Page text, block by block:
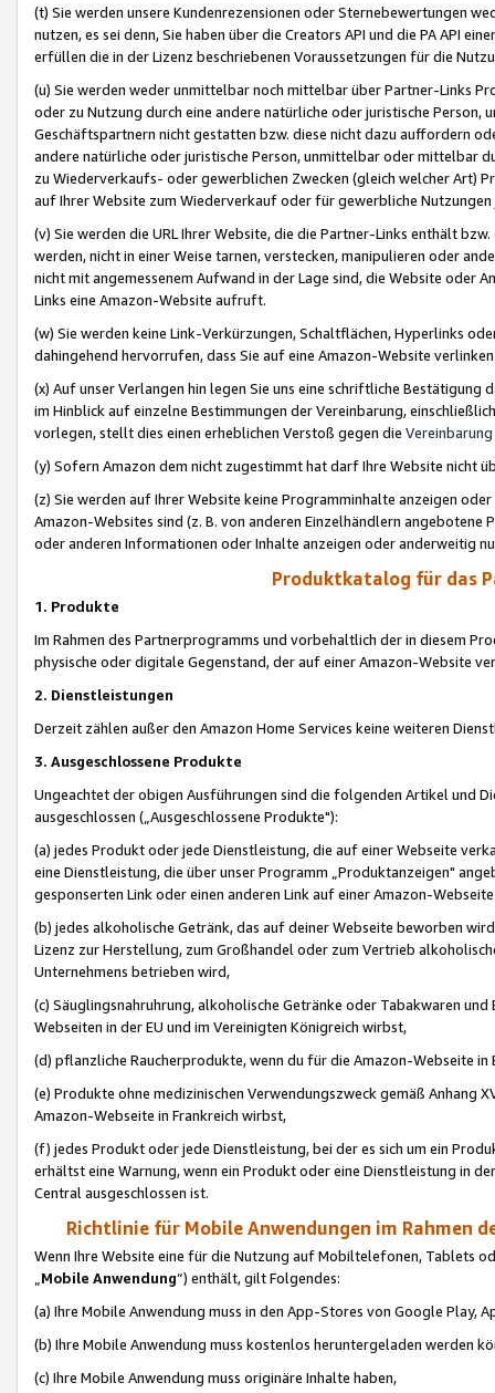
(t) Sie werden unsere Kundenrezensionen oder Sternebewertungen
nutzen, es sei denn, Sie haben über die Creators API und die PA API
erfüllen die in der Lizenz beschriebenen Voraussetzungen für die
(u) Sie werden weder unmittelbar noch mittelbar über Partner-Links
oder zu Nutzung durch eine andere natürliche oder juristische
Geschäftspartnern nicht gestatten bzw. diese nicht dazu auffordern
andere natürliche oder juristische Person, unmittelbar oder mittelbar
zu Wiederverkaufs- oder gewerblichen Zwecken (gleich welcher Art)
auf Ihrer Website zum Wiederverkauf oder für gewerbliche
(v) Sie werden die URL Ihrer Website, die die Partner-Links enthält
werden, nicht in einer Weise tarnen, verstecken, manipulieren oder
nicht mit angemessenem Aufwand in der Lage sind, die Website oder
Links eine Amazon-Website aufruft.
(w) Sie werden keine Link-Verkürzungen, Schaltflächen, Hyperlinks
dahingehend hervorrufen, dass Sie auf eine Amazon-Website
(x) Auf unser Verlangen hin legen Sie uns eine schriftliche
im Hinblick auf einzelne Bestimmungen der Vereinbarung,
vorlegen, stellt dies einen erheblichen Verstoß gegen die Vereinbarung
(y) Sofern Amazon dem nicht zugestimmt hat darf Ihre Website nicht
(z) Sie werden auf Ihrer Website keine Programminhalte anzeigen
Amazon-Websites sind (z. B. von anderen Einzelhändlern
oder anderen Informationen oder Inhalte anzeigen oder anderweitig
Produktkatalog für das
1. Produkte
Im Rahmen des Partnerprogramms und vorbehaltlich der in diesem
physische oder digitale Gegenstand, der auf einer Amazon-Website
2. Dienstleistungen
Derzeit zählen außer den Amazon Home Services keine weiteren
3. Ausgeschlossene Produkte
Ungeachtet der obigen Ausführungen sind die folgenden Artikel und
ausgeschlossen („Ausgeschlossene Produkte"):
(a) jedes Produkt oder jede Dienstleistung, die auf einer Webseite
eine Dienstleistung, die über unser Programm „Produktanzeigen"
gesponserten Link oder einen anderen Link auf einer Amazon-
(b) jedes alkoholische Getränk, das auf deiner Webseite beworben
Lizenz zur Herstellung, zum Großhandel oder zum Vertrieb
Unternehmens betrieben wird,
(c) Säuglingsnahruhrung, alkoholische Getränke oder Tabakwaren
Webseiten in der EU und im Vereinigten Königreich wirbst,
(d) pflanzliche Raucherprodukte, wenn du für die Amazon-Webseite in
(e) Produkte ohne medizinischen Verwendungszweck gemäß Anhang
Amazon-Webseite in Frankreich wirbst,
(f) jedes Produkt oder jede Dienstleistung, bei der es sich um ein
erhältst eine Warnung, wenn ein Produkt oder eine Dienstleistung in
Central ausgeschlossen ist.
Richtlinie für Mobile Anwendungen im Rahmen
Wenn Ihre Website eine für die Nutzung auf Mobiltelefonen, Tablets
„Mobile Anwendung“) enthält, gilt Folgendes:
(a) Ihre Mobile Anwendung muss in den App-Stores von Google Play,
(b) Ihre Mobile Anwendung muss kostenlos heruntergeladen werden
(c) Ihre Mobile Anwendung muss originäre Inhalte haben,